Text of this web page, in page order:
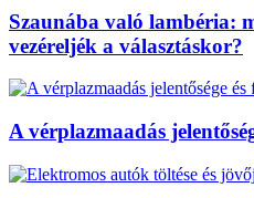
Szaunába való lambéria:
vezéreljék a választáskor?
A vérplazmaadás